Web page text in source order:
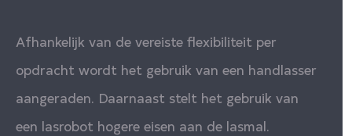
Afhankelijk van de vereiste flexibiliteit per
opdracht wordt het gebruik van een handlasser
aangeraden. Daarnaast stelt het gebruik van
een lasrobot hogere eisen aan de lasmal.